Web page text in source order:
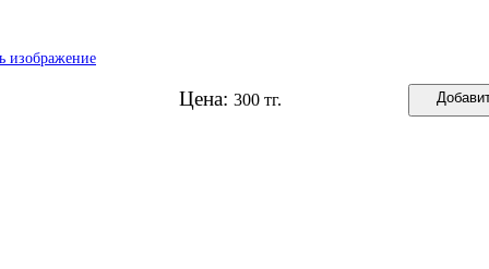
изображение
Цена: 300 тг.